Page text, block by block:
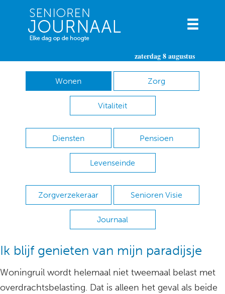
zaterdag 8 augustus
Wonen Zorg
Vitaliteit
Diensten Pensioen
Levenseinde
Zorgverzekeraar Senioren Visie
Journaal
Ik blijf genieten van mijn paradijsje
Woningruil wordt helemaal niet tweemaal belast met
overdrachtsbelasting. Dat is alleen het geval als beide